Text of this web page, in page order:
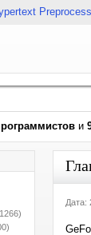
и
Дата: